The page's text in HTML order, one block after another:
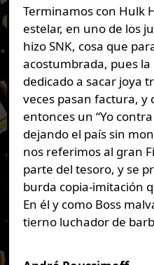
Terminamos con Hulk
estelar, en uno de los
hizo SNK, cosa que
acostumbrada, pues
dedicado a sacar joya
veces pasan factura, y
entonces un “Yo
dejando el país sin
nos referimos al gran
parte del tesoro, y se
burda copia-imitación
En él y como Boss
tierno luchador de